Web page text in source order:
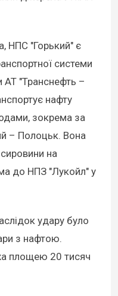
НПС "Горький" є
системи
АТ "Транснефть –
нафту
зокрема за
– Полоцьк. Вона
на
до НПЗ "Лукойл" у
удару було
з нафтою.
площею 20 тисяч